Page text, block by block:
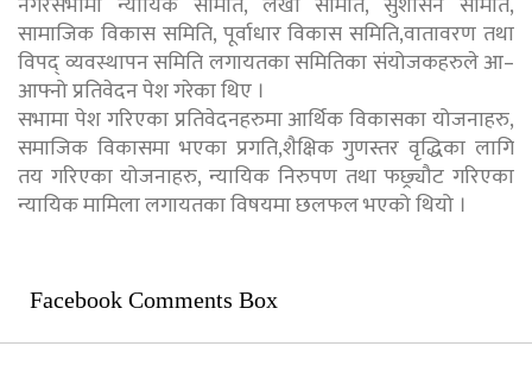
सामाजिक विकास समिति, पूर्वाधार विकास समिति,वातावरण तथा
विपद् व्यवस्थापन समिति लगायतका समितिका संयोजकहरुले आ–
आफ्नो प्रतिवेदन पेश गरेका थिए ।
सभामा पेश गरिएका प्रतिवेदनहरुमा आर्थिक विकासका योजनाहरु,
समाजिक विकासमा भएका प्रगति,शैक्षिक गुणस्तर वृद्धिका लागि
तय गरिएका योजनाहरु, न्यायिक निरुपण तथा फछ्र्यौट गरिएका
न्यायिक मामिला लगायतका विषयमा छलफल भएको थियो ।
Facebook Comments Box